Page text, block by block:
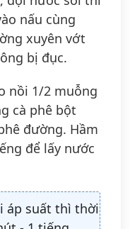
nấu cùng
xuyên vớt
bị đục.
nồi 1/2 muỗng
cà phê bột
đường. Hầm
để lấy nước
áp suất thì thời